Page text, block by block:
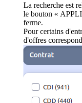
La recherche est
le bouton «
ferme.
Pour certains
d'offres